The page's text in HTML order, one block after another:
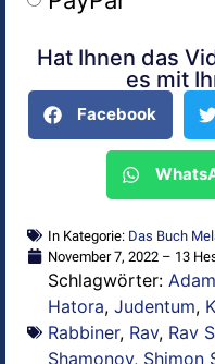
Alternative:
Hat Ihnen das
es mit
Facebook
In Kategorie: Das Buch
November 7, 2022 – 13
Schlagwörter: Adam
Hatora, Judentum,
Rabbiner, Rav, Rav
Shamonov, Shimon